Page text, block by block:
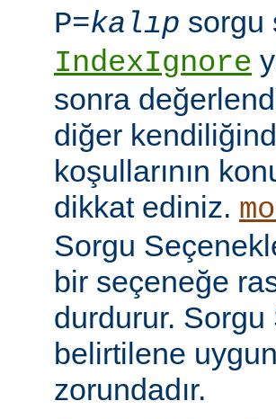
P=kalıp sorgu
IndexIgnore
sonra
diğer
koşullarının
dikkat ediniz.
Sorgu
bir seçeneğe
durdurur. Sorgu
belirtilene
zorundadır.